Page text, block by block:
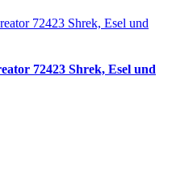
72423 Shrek, Esel und